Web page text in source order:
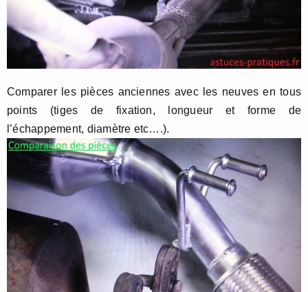
Comparer les pièces anciennes avec les neuves en tous
points (tiges de fixation, longueur et forme de
l’échappement, diamètre etc….).